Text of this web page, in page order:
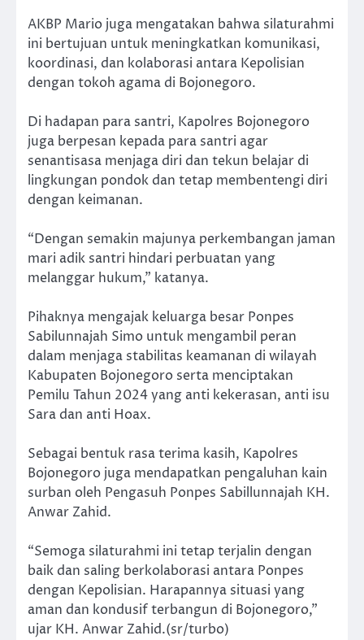
AKBP Mario juga mengatakan bahwa silaturahmi
ini bertujuan untuk meningkatkan komunikasi,
koordinasi, dan kolaborasi antara Kepolisian
dengan tokoh agama di Bojonegoro.
Di hadapan para santri, Kapolres Bojonegoro
juga berpesan kepada para santri agar
senantisasa menjaga diri dan tekun belajar di
lingkungan pondok dan tetap membentengi diri
dengan keimanan.
“Dengan semakin majunya perkembangan jaman
mari adik santri hindari perbuatan yang
melanggar hukum,” katanya.
Pihaknya mengajak keluarga besar Ponpes
Sabilunnajah Simo untuk mengambil peran
dalam menjaga stabilitas keamanan di wilayah
Kabupaten Bojonegoro serta menciptakan
Pemilu Tahun 2024 yang anti kekerasan, anti isu
Sara dan anti Hoax.
Sebagai bentuk rasa terima kasih, Kapolres
Bojonegoro juga mendapatkan pengaluhan kain
surban oleh Pengasuh Ponpes Sabillunnajah KH.
Anwar Zahid.
“Semoga silaturahmi ini tetap terjalin dengan
baik dan saling berkolaborasi antara Ponpes
dengan Kepolisian. Harapannya situasi yang
aman dan kondusif terbangun di Bojonegoro,”
ujar KH. Anwar Zahid.(sr/turbo)